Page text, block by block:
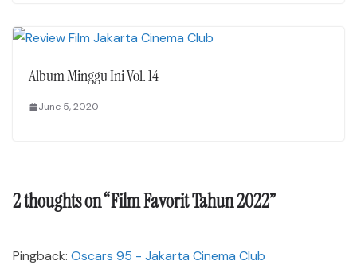
Album Minggu Ini Vol. 14
June 5, 2020
2 thoughts on “Film Favorit Tahun 2022”
Pingback: Oscars 95 - Jakarta Cinema Club